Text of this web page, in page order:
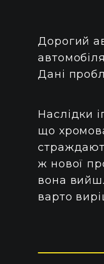
Дорогий
Дані
Наслідки
що
ж нової
вона
варто